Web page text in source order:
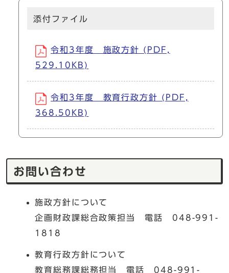
添付ファイル
令和3年度 施政方針 (PDF,
529.10KB)
令和3年度 教育行政方針 (PDF,
368.50KB)
お問い合わせ
施政方針について
企画財政課総合政策担当 電話 048-991-
1818
教育行政方針について
教育総務課総務担当 電話 048-991-